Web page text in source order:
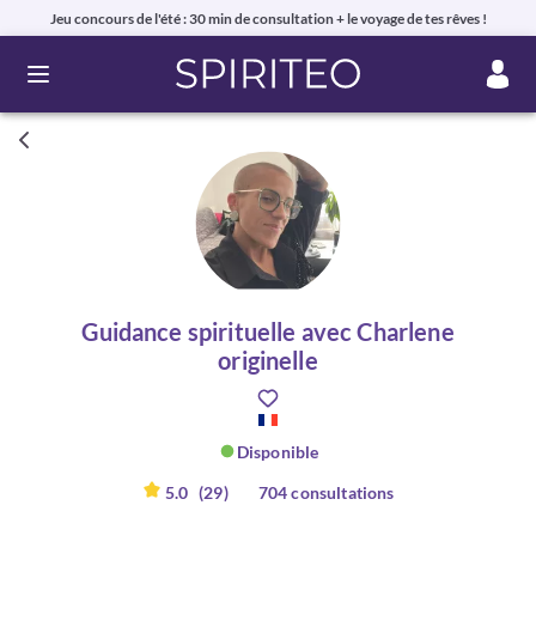
Jeu concours de l'été : 30 min de consultation + le voyage de tes rêves !
Ouvrir le menu
Guidance spirituelle avec Charlene
originelle
Disponible
5.0 (29) 704 consultations